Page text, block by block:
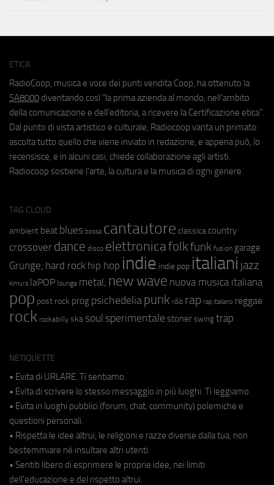
ETICA
RadioCoop, musica e voce dei punti vendita Coop, ha ottenuto la
SA8000 diventando così "la prima azienda al mondo, nell'ambito
della comunicazione e dell'editoria, a ricevere la Certificazione etica".
Dal punto di vista artistico e culturale, Radiocoop vanta un primato:
ascolta tutto quello che viene inviato in redazione, e appena può, lo
recensisce, e in alcuni casi, chiede collaborazione agli artisti.
Radiocoop sostiene l'arte, la cultura e la musica di ogni genere.
TAG CLOUD
ambient beat blues bossa cantautore classica country
crossover dance disco elettronicafolkfunk fusion garage
Grunge; hard rock hip hop indie indie pop italiani jazz
kimura laPOP lounge metal; new wave nuova musica italiana
pop post rock prog psichedeliapunk r&b rap rap italiano reggae
rock rockabilly ska soul sperimentale stoner swing trap
NETIQUETTE
• Evita di URLARE. Ti sentiamo.
• Evita di scrivere lo stesso messaggio in più luoghi. Ti leggiamo.
• Evita in luoghi pubblici (forum, chat, community) polemiche e
questioni personali.
• Rispetta le idee altrui, le religioni e razze diverse dalla tua, non
bestemmiare né insultare altri utenti.
• Sentiti libero di esprimere le proprie idee, nei limiti
dell'educazione e del rispetto altrui.